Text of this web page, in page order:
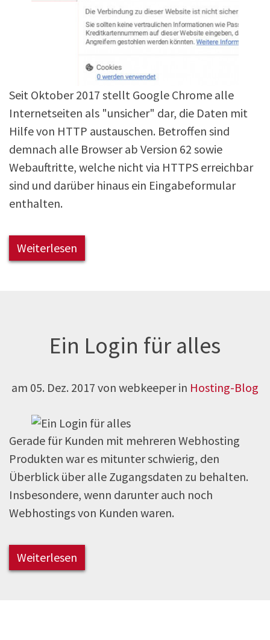
Seit Oktober 2017 stellt Google Chrome alle
Internetseiten als "unsicher" dar, die Daten mit
Hilfe von HTTP austauschen. Betroffen sind
demnach alle Browser ab Version 62 sowie
Webauftritte, welche nicht via HTTPS erreichbar
sind und darüber hinaus ein Eingabeformular
enthalten.
Weiterlesen
Ein Login für alles
am 05. Dez. 2017 von webkeeper in Hosting-Blog
Gerade für Kunden mit mehreren Webhosting
Produkten war es mitunter schwierig, den
Überblick über alle Zugangsdaten zu behalten.
Insbesondere, wenn darunter auch noch
Webhostings von Kunden waren.
Weiterlesen